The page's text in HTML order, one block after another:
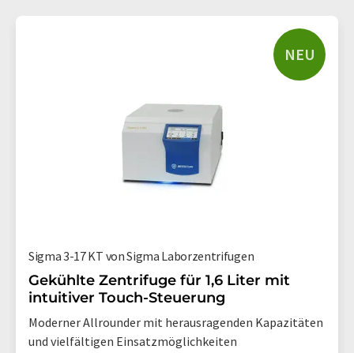
NEU
Sigma 3-17 KT von Sigma Laborzentrifugen
Gekühlte Zentrifuge für 1,6 Liter mit
intuitiver Touch-Steuerung
Moderner Allrounder mit herausragenden Kapazitäten
und vielfältigen Einsatzmöglichkeiten